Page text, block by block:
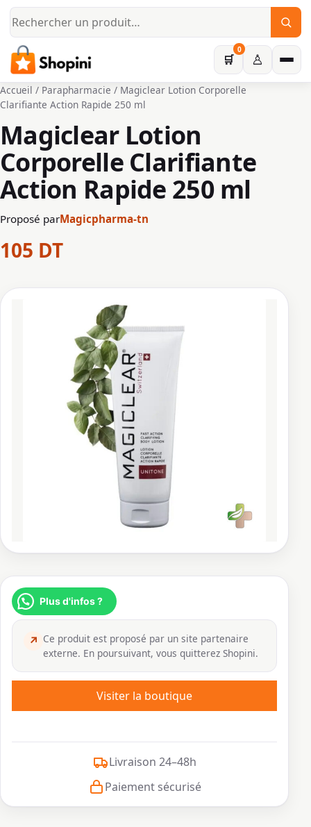
Aller au contenu principal
🛒
0
♙
Accueil / Parapharmacie / Magiclear Lotion Corporelle
Clarifiante Action Rapide 250 ml
Magiclear Lotion
Corporelle Clarifiante
Action Rapide 250 ml
Proposé parMagicpharma-tn
105 DT
Plus d'infos ?
↗ Ce produit est proposé par un site partenaire
externe. En poursuivant, vous quitterez Shopini.
Visiter la boutique
Livraison 24–48h
Paiement sécurisé